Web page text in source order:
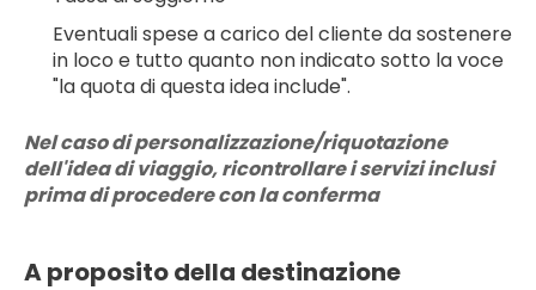
Eventuali spese a carico del cliente da sostenere
in loco e tutto quanto non indicato sotto la voce
"la quota di questa idea include".
Nel caso di personalizzazione/riquotazione
dell'idea di viaggio, ricontrollare i servizi inclusi
prima di procedere con la conferma
A proposito della destinazione